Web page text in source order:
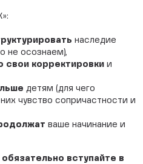
наследие
не осознаем),
свои корректировки и
детям (для чего
чувство сопричастности и
ваше начинание и
обязательно вступайте в